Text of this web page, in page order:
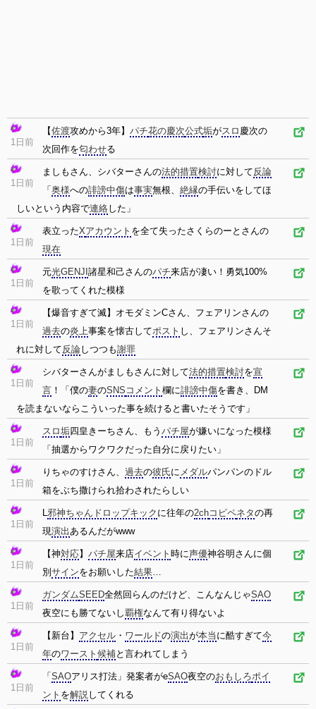
1日前
【佐渡攻めから3年】 パチ花の慶次公式垢がスロ 慶次の
次回作を匂わせる
1日前
ましもさん、シバターさんの法的措置検討に対して反論
「 奥様への誹謗中傷は事実無根、 絶縁の手伝いをしてほ
しいという内容で連絡した」
1日前
表立ったXアカウント を全て失ったさくらのーとさんの
現在
1日前
元光GENJI 諸星和己さんのパチ来店が凄い！勇気100%
を歌ってくれた模様
1日前
【爆音すぎて滅】オモダミンCさん、フェアリンさんの
過去の炎上事案を懐古してポスト し、フェアリンさんそ
れに対して反論しつつも謝罪
1日前
シバターさんがましもさんに対して法的措置検討を宣
言 ！「僕の妻のSNS コメント 欄に誹謗中傷を書き、DM
を読まないならこういった事を続けると書いたそうです」
1日前
スロ垢四皇きーちさん、もう パチ屋が嫌いになった模様
「抽選からワクワクだった自分に戻りたい」
1日前
りちゃのすけさん、 過去の彼氏に メダルパンパンのドル
箱をぶち撒けられ拾わされたらしい
1日前
L邪神ちゃんドロップキック に往年の2chコピペネタの再
現演出あるんだがwww
1日前
【神対応】 パチ屋来店イベント 時に声優神谷明さんに個
別 サインをお願いした結果…
1日前
ガンダムSEED全然回らんのだけど、こんなんじゃSAO
夜空にも勝てないし覇権なんて有り得ないよ
1日前
【新台】 アクセル ・ ワールドの演出が本当 に酷すぎて今
年のワースト 候補と言われてしまう
1日前
「 SAOアリス打法」発案者がeSAO夜空のおもしろポイ
ント を解説してくれる